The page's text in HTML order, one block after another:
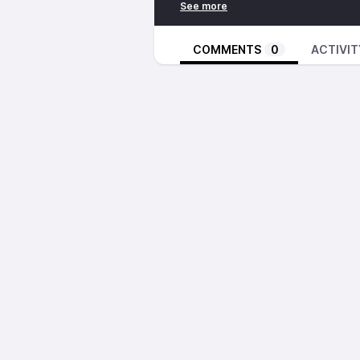
Links dieser Ausgabe unter:
436a2328d373
Diese und alle weiteren Folgen
COMMENTS 0